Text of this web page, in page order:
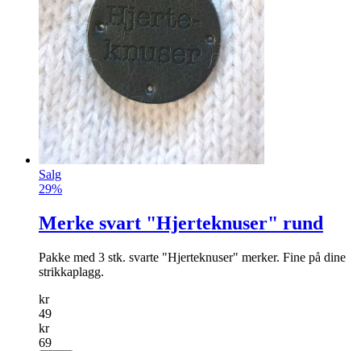
Salg
29%
Merke svart "Hjerteknuser" rund
Pakke med 3 stk. svarte "Hjerteknuser" merker. Fine på dine
strikkaplagg.
kr
49
kr
69